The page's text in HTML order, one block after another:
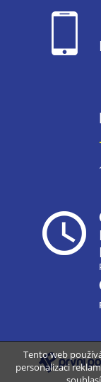
Tento web
personalizaci